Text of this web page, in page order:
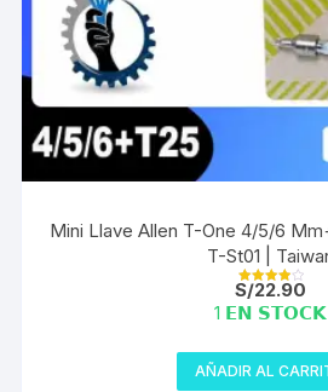
Mini Llave Allen T-One 4/5/6
T-St01 |
Valorado
con
4.00
S/22.90
1 𝗘𝗡 𝗦𝗧𝗢𝗖𝗞
AÑADIR AL